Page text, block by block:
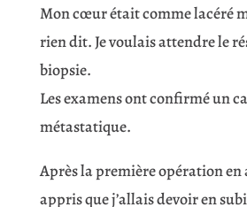
Mon cœur était comme lacéré
rien dit. Je voulais attendre le
biopsie.
Les examens ont confirmé un
métastatique.
Après la première opération en
appris que j’allais devoir en